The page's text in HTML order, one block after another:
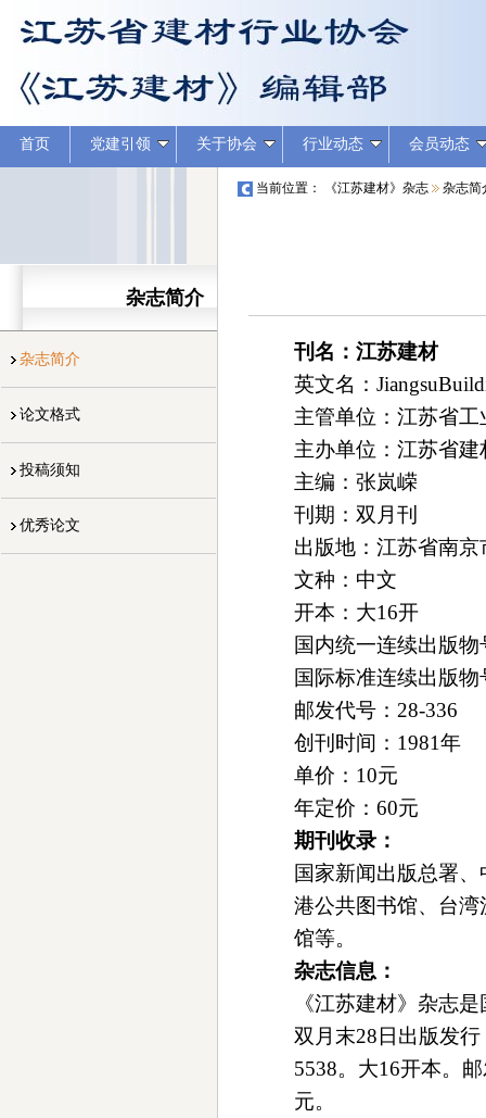
首页 党建引领 关于协会 行业动态 会员动态
杂志简介
杂志简介
论文格式
投稿须知
优秀论文
当前位置： 《江苏建材》杂志 杂志简
刊名：江苏建材
英文名：
主管单位：江苏省
主办单位：江苏省建
主编：张岚嵘
刊期：双月刊
出版地：江苏省南京
文种：中文
开本：大16开
国内统一连续出版
国际标准连续出版物
邮发代号：28-336
创刊时间：1981年
单价：10元
年定价：60元
期刊收录：
国家新闻出版总署
港公共图书馆、台
馆等。
杂志信息：
《江苏建材》杂志
双月末28日出版发
5538。大16开本。
元。